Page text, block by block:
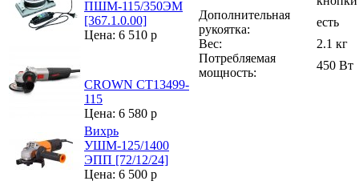
ПШМ-115/350ЭМ
[367.1.0.00]
Цена: 6 510 р
CROWN CT13499-
115
Цена: 6 580 р
Вихрь
УШМ-125/1400
ЭПП [72/12/24]
Цена: 6 500 р
Дополнительная
рукоятка:
есть
Вес:
2.1 кг
Потребляемая
мощность:
450 Вт